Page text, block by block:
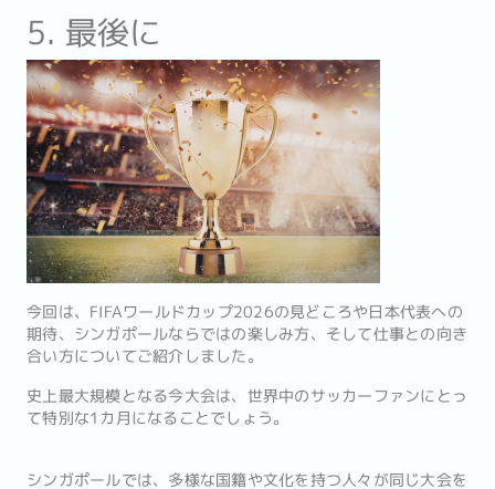
5. 最後に
今回は、FIFAワールドカップ2026の見どころや日本代表への
期待、シンガポールならではの楽しみ方、そして仕事との向き
合い方についてご紹介しました。
史上最大規模となる今大会は、世界中のサッカーファンにとっ
て特別な1カ月になることでしょう。
シンガポールでは、多様な国籍や文化を持つ人々が同じ大会を